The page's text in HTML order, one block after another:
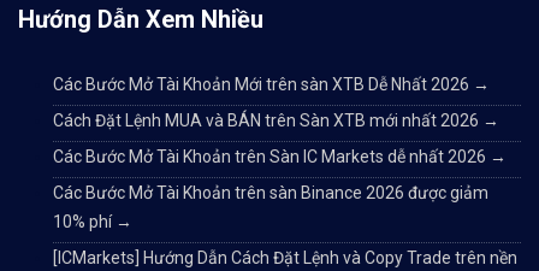
Hướng Dẫn Xem Nhiều
Các Bước Mở Tài Khoản Mới trên sàn XTB Dễ Nhất 2026 →
Cách Đặt Lệnh MUA và BÁN trên Sàn XTB mới nhất 2026 →
Các Bước Mở Tài Khoản trên Sàn IC Markets dễ nhất 2026 →
Các Bước Mở Tài Khoản trên sàn Binance 2026 được giảm
10% phí →
[ICMarkets] Hướng Dẫn Cách Đặt Lệnh và Copy Trade trên nền